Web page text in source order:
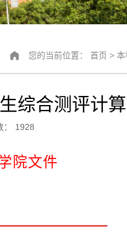
您的当前位置： 首页 > 本
综合测评计
1928
院文件